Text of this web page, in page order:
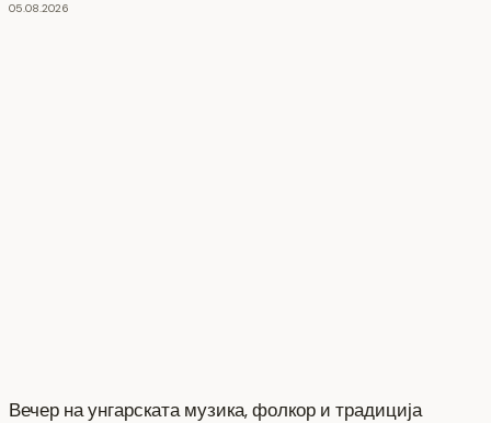
05.08.2026
Вечер на унгарската музика, фолкор и традиција